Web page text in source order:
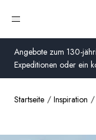
Angebote zum 130-
Expeditionen oder ein
Menü öffnen
Global
Startseite Inspiration